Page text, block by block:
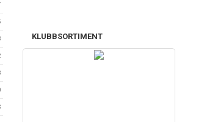
KLUBBSORTIMENT